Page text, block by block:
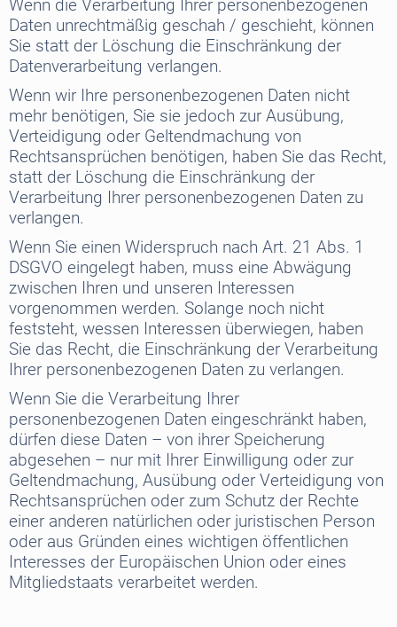
Wenn die Verarbeitung Ihrer personenbezogenen
Daten unrechtmäßig geschah / geschieht, können
Sie statt der Löschung die Einschränkung der
Datenverarbeitung verlangen.
Wenn wir Ihre personenbezogenen Daten nicht
mehr benötigen, Sie sie jedoch zur Ausübung,
Verteidigung oder Geltendmachung von
Rechtsansprüchen benötigen, haben Sie das Recht,
statt der Löschung die Einschränkung der
Verarbeitung Ihrer personenbezogenen Daten zu
verlangen.
Wenn Sie einen Widerspruch nach Art. 21 Abs. 1
DSGVO eingelegt haben, muss eine Abwägung
zwischen Ihren und unseren Interessen
vorgenommen werden. Solange noch nicht
feststeht, wessen Interessen überwiegen, haben
Sie das Recht, die Einschränkung der Verarbeitung
Ihrer personenbezogenen Daten zu verlangen.
Wenn Sie die Verarbeitung Ihrer
personenbezogenen Daten eingeschränkt haben,
dürfen diese Daten – von ihrer Speicherung
abgesehen – nur mit Ihrer Einwilligung oder zur
Geltendmachung, Ausübung oder Verteidigung von
Rechtsansprüchen oder zum Schutz der Rechte
einer anderen natürlichen oder juristischen Person
oder aus Gründen eines wichtigen öffentlichen
Interesses der Europäischen Union oder eines
Mitgliedstaats verarbeitet werden.